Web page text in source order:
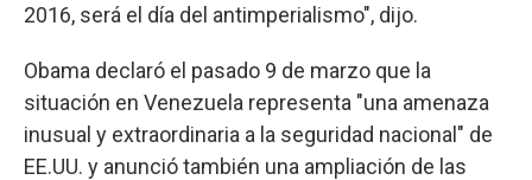
2016, será el día del antimperialismo", dijo.
Obama declaró el pasado 9 de marzo que la
situación en Venezuela representa "una amenaza
inusual y extraordinaria a la seguridad nacional" de
EE.UU. y anunció también una ampliación de las